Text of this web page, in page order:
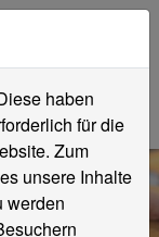
haben
für die
Zum
unsere Inhalte
werden